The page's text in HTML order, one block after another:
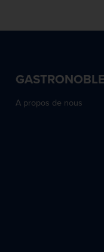
A propos de nous